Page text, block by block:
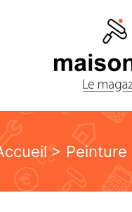
> Peinture